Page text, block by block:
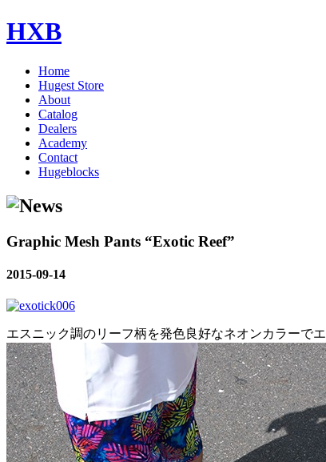
HXB
Home
Hugest Store
About
Catalog
Dealers
Academy
Contact
Hugeblocks
Graphic Mesh Pants “Exotic Reef”
2015-09-14
エスニック調のリーフ柄を発色良好なネオンカラーで